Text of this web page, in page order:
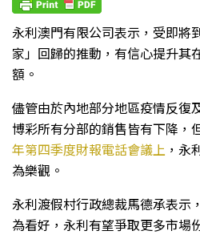
永利澳門有限公司表示，受即將
家」回歸的推動，有信心提升其
額。
儘管由於內地部分地區疫情反復
博彩所有分部的銷售皆有下降，
年第四季度財報電話會議上 ，永
為樂觀。
永利渡假村行政總裁馬德承表示
為看好，永利有望爭取更多市場